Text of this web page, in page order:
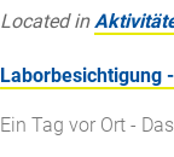
Located in
Laborbesichtigung
Ein Tag vor Ort -